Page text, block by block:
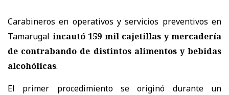
Carabineros en operativos y servicios preventivos en
Tamarugal incautó 159 mil cajetillas y mercadería
de contrabando de distintos alimentos y bebidas
alcohólicas.
El primer procedimiento se originó durante un